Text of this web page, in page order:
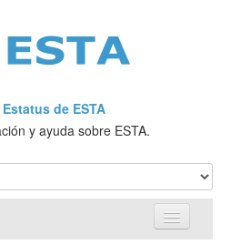
de ESTA
y ayuda sobre ESTA.